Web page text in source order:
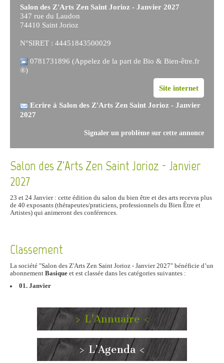
Salon des Z'Arts Zen Saint Jorioz - Janvier 2027
347 rue du Laudon
74410 Saint Jorioz
N°SIRET : 44451843500029
0781731896 (Appelez de la part de Bio & Bien-être.fr
®)
Site internet
Ecrire à Salon des Z'Arts Zen Saint Jorioz - Janvier
2027
Signaler un problème sur cette annonce
Salon des Z'Arts Zen Saint Jorioz - Janvier
2027
23 et 24 Janvier : cette édition du salon du bien être et des arts recevra plus
de 40 exposants (thérapeutes/praticiens, professionnels du Bien Être et
Artistes) qui animeront des conférences.
Classement
La société "Salon des Z'Arts Zen Saint Jorioz - Janvier 2027" bénéficie d’un
abonnement Basique et est classée dans les catégories suivantes :
01. Janvier
> L’Annuaire <
> L’Agenda <